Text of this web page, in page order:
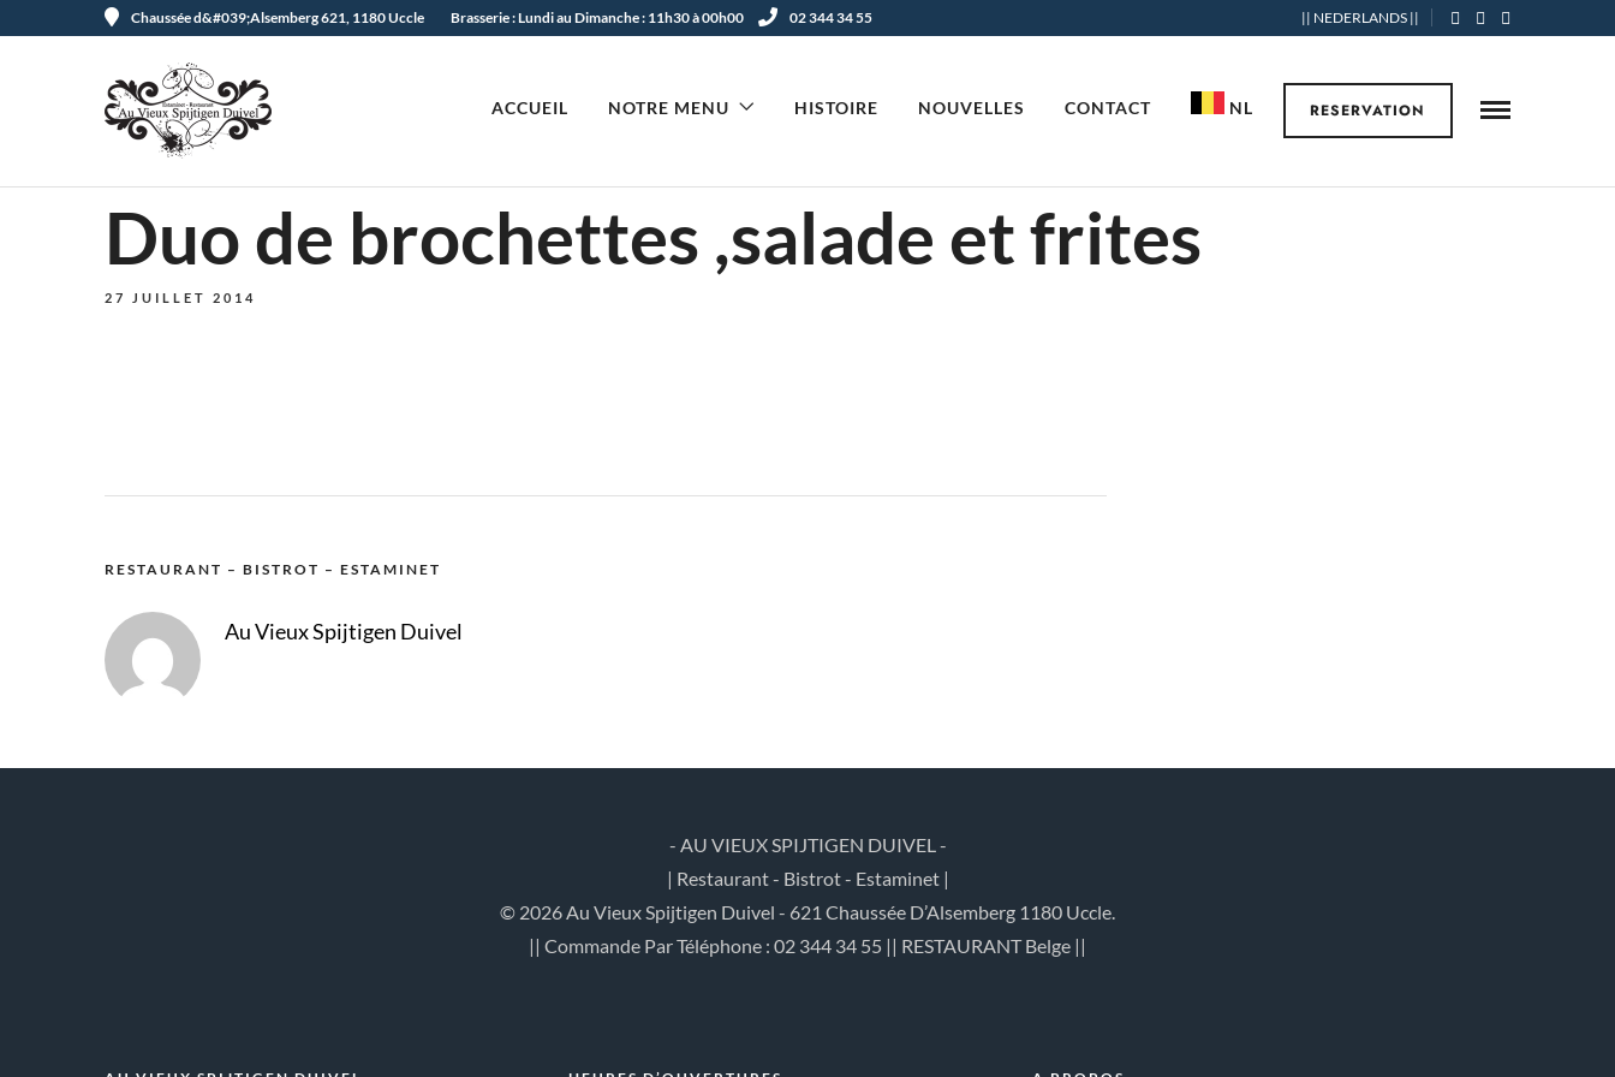
|| NEDERLANDS ||
Chaussée d&#039;Alsemberg 621, 1180 Uccle Brasserie : Lundi au Dimanche : 11h30 à 00h00 02 344 34 55
RESERVATION
ACCUEIL NOTRE MENU HISTOIRE NOUVELLES CONTACT NL
Duo de brochettes ,salade et frites
27 JUILLET 2014
RESTAURANT – BISTROT – ESTAMINET
Au Vieux Spijtigen Duivel
- AU VIEUX SPIJTIGEN DUIVEL -
| Restaurant - Bistrot - Estaminet |
© 2026 Au Vieux Spijtigen Duivel - 621 Chaussée D’Alsemberg 1180 Uccle.
|| Commande Par Téléphone : 02 344 34 55 || RESTAURANT Belge ||